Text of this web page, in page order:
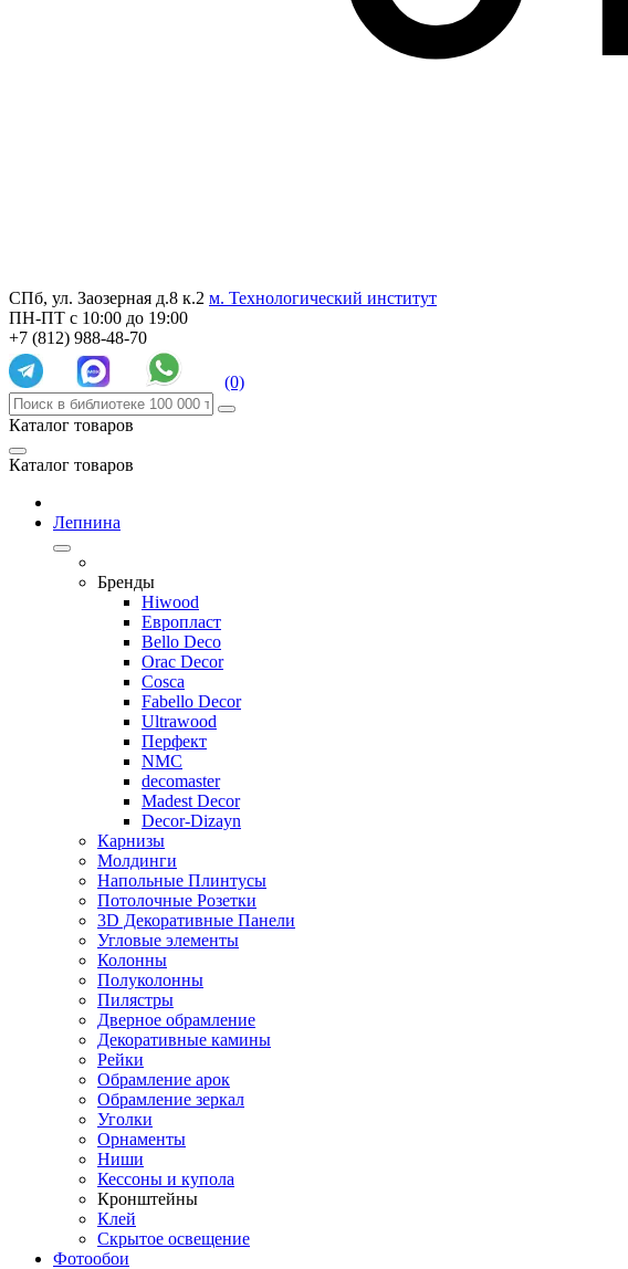
СПб, ул. Заозерная д.8 к.2 м. Технологический институт
ПН-ПТ с 10:00 до 19:00
+7 (812) 988-48-70
(0)
Каталог товаров
Каталог товаров
Лепнина
Бренды
Hiwood
Европласт
Bello Deco
Orac Decor
Cosca
Fabello Decor
Ultrawood
Перфект
NMC
decomaster
Madest Decor
Decor-Dizayn
Карнизы
Молдинги
Напольные Плинтусы
Потолочные Розетки
3D Декоративные Панели
Угловые элементы
Колонны
Полуколонны
Пилястры
Дверное обрамление
Декоративные камины
Рейки
Обрамление арок
Обрамление зеркал
Уголки
Орнаменты
Ниши
Кессоны и купола
Кронштейны
Клей
Скрытое освещение
Фотообои